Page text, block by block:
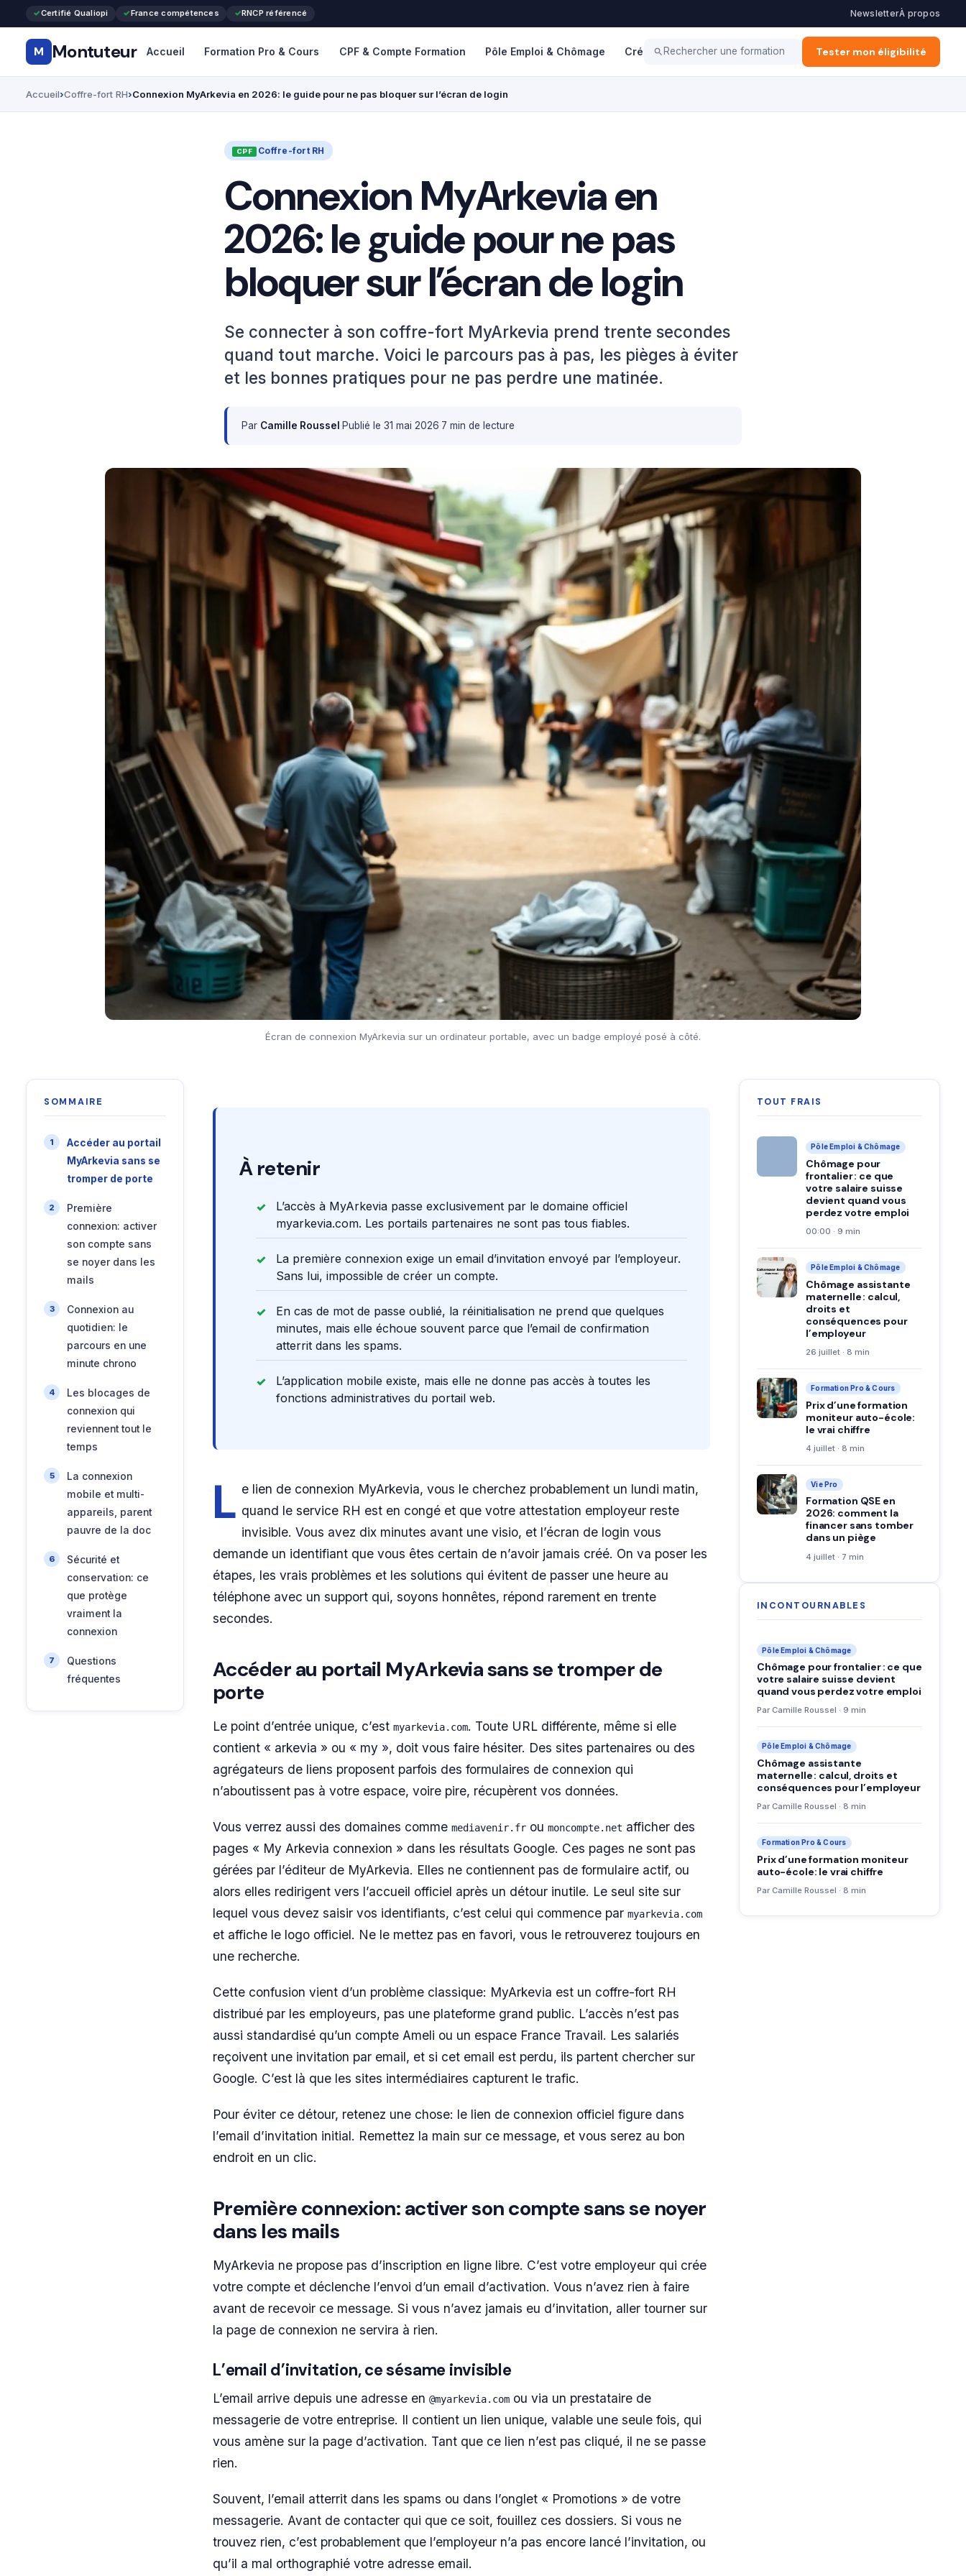
Certifié Qualiopi France compétences RNCP référencé NewsletterÀ propos
M Montuteur Accueil Formation Pro & Cours CPF & Compte Formation Pôle Emploi & Chômage Création d'Entreprise Alternance & Stage Vie Pro
Rechercher une formation Tester mon éligibilité
Accueil Coffre-fort RH Connexion MyArkevia en 2026: le guide pour ne pas bloquer sur l’écran de login
Coffre-fort RH
Connexion MyArkevia en
2026: le guide pour ne pas
bloquer sur l’écran de login
Se connecter à son coffre-fort MyArkevia prend trente secondes
quand tout marche. Voici le parcours pas à pas, les pièges à éviter
et les bonnes pratiques pour ne pas perdre une matinée.
Par Camille Roussel ·Publié le 31 mai 2026·7 min de lecture
Écran de connexion MyArkevia sur un ordinateur portable, avec un badge employé posé à côté.
SOMMAIRE
Accéder au portail
MyArkevia sans se
tromper de porte
Première
connexion: activer
son compte sans
se noyer dans les
mails
Connexion au
quotidien: le
parcours en une
minute chrono
Les blocages de
connexion qui
reviennent tout le
temps
La connexion
mobile et multi-
appareils, parent
pauvre de la doc
Sécurité et
conservation: ce
que protège
vraiment la
connexion
Questions
fréquentes
À retenir
L’accès à MyArkevia passe exclusivement par le domaine officiel
myarkevia.com. Les portails partenaires ne sont pas tous fiables.
La première connexion exige un email d’invitation envoyé par l’employeur.
Sans lui, impossible de créer un compte.
En cas de mot de passe oublié, la réinitialisation ne prend que quelques
minutes, mais elle échoue souvent parce que l’email de confirmation
atterrit dans les spams.
L’application mobile existe, mais elle ne donne pas accès à toutes les
fonctions administratives du portail web.
L e lien de connexion MyArkevia, vous le cherchez probablement un lundi matin,
quand le service RH est en congé et que votre attestation employeur reste
invisible. Vous avez dix minutes avant une visio, et l’écran de login vous
demande un identifiant que vous êtes certain de n’avoir jamais créé. On va poser les
étapes, les vrais problèmes et les solutions qui évitent de passer une heure au
téléphone avec un support qui, soyons honnêtes, répond rarement en trente
secondes.
Accéder au portail MyArkevia sans se tromper de
porte
Le point d’entrée unique, c’est myarkevia.com. Toute URL différente, même si elle
contient « arkevia » ou « my », doit vous faire hésiter. Des sites partenaires ou des
agrégateurs de liens proposent parfois des formulaires de connexion qui
n’aboutissent pas à votre espace, voire pire, récupèrent vos données.
Vous verrez aussi des domaines comme mediavenir.fr ou moncompte.net afficher des
pages « My Arkevia connexion » dans les résultats Google. Ces pages ne sont pas
gérées par l’éditeur de MyArkevia. Elles ne contiennent pas de formulaire actif, ou
alors elles redirigent vers l’accueil officiel après un détour inutile. Le seul site sur
lequel vous devez saisir vos identifiants, c’est celui qui commence par myarkevia.com
et affiche le logo officiel. Ne le mettez pas en favori, vous le retrouverez toujours en
une recherche.
Cette confusion vient d’un problème classique: MyArkevia est un coffre-fort RH
distribué par les employeurs, pas une plateforme grand public. L’accès n’est pas
aussi standardisé qu’un compte Ameli ou un espace France Travail. Les salariés
reçoivent une invitation par email, et si cet email est perdu, ils partent chercher sur
Google. C’est là que les sites intermédiaires capturent le trafic.
Pour éviter ce détour, retenez une chose: le lien de connexion officiel figure dans
l’email d’invitation initial. Remettez la main sur ce message, et vous serez au bon
endroit en un clic.
Première connexion: activer son compte sans se noyer
dans les mails
MyArkevia ne propose pas d’inscription en ligne libre. C’est votre employeur qui crée
votre compte et déclenche l’envoi d’un email d’activation. Vous n’avez rien à faire
avant de recevoir ce message. Si vous n’avez jamais eu d’invitation, aller tourner sur
la page de connexion ne servira à rien.
L’email d’invitation, ce sésame invisible
L’email arrive depuis une adresse en @myarkevia.com ou via un prestataire de
messagerie de votre entreprise. Il contient un lien unique, valable une seule fois, qui
vous amène sur la page d’activation. Tant que ce lien n’est pas cliqué, il ne se passe
rien.
Souvent, l’email atterrit dans les spams ou dans l’onglet « Promotions » de votre
messagerie. Avant de contacter qui que ce soit, fouillez ces dossiers. Si vous ne
trouvez rien, c’est probablement que l’employeur n’a pas encore lancé l’invitation, ou
qu’il a mal orthographié votre adresse email.
TOUT FRAIS
Pôle Emploi & Chômage
Chômage pour
frontalier : ce que
votre salaire suisse
devient quand vous
perdez votre emploi
00:00 · 9 min
Pôle Emploi & Chômage
Chômage assistante
maternelle : calcul,
droits et
conséquences pour
l’employeur
26 juillet · 8 min
Formation Pro & Cours
Prix d’une formation
moniteur auto-école:
le vrai chiffre
4 juillet · 8 min
Vie Pro
Formation QSE en
2026: comment la
financer sans tomber
dans un piège
4 juillet · 7 min
INCONTOURNABLES
Pôle Emploi & Chômage
Chômage pour frontalier : ce que
votre salaire suisse devient
quand vous perdez votre emploi
Par Camille Roussel · 9 min
Pôle Emploi & Chômage
Chômage assistante
maternelle : calcul, droits et
conséquences pour l’employeur
Par Camille Roussel · 8 min
Formation Pro & Cours
Prix d’une formation moniteur
auto-école: le vrai chiffre
Par Camille Roussel · 8 min